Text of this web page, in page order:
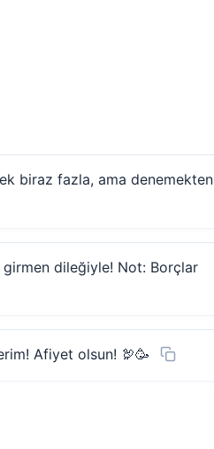
biraz fazla, ama denemekten
girmen dileğiyle! Not: Borçlar
Afiyet olsun! 🦃🥳